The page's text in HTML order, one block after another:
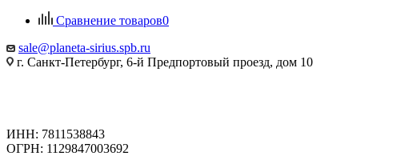
Сравнение товаров0
sale@planeta-sirius.spb.ru
г. Санкт-Петербург, 6-й Предпортовый проезд, дом 10
ИНН: 7811538843
ОГРН: 1129847003692